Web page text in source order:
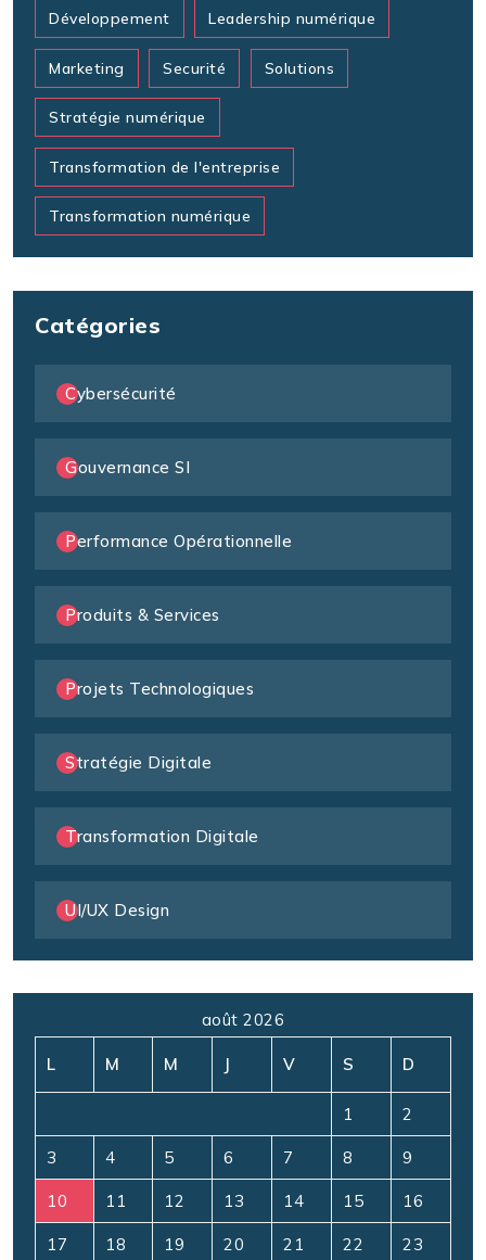
Développement Leadership numérique
Marketing Securité Solutions
Stratégie numérique
Transformation de l'entreprise
Transformation numérique
Catégories
Cybersécurité
Gouvernance SI
Performance Opérationnelle
Produits & Services
Projets Technologiques
Stratégie Digitale
Transformation Digitale
UI/UX Design
août 2026
L M M J V S D
1 2
3 4 5 6 7 8 9
10 11 12 13 14 15 16
17 18 19 20 21 22 23